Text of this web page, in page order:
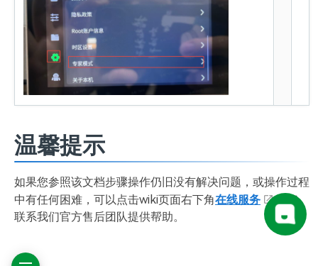
温馨提示
如果您参照该文档步骤操作仍旧没有解决问题，或操作过程
中有任何困难，可以点击wiki页面右下角在线服务
窗口
联系我们官方售后团队提供帮助。